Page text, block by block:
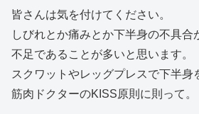
皆さんは気を付けてください。
しびれとか痛みとか下半身の不具合
不足であることが多いと思います。
スクワットやレッグプレスで下半身
筋肉ドクターのKISS原則に則って。